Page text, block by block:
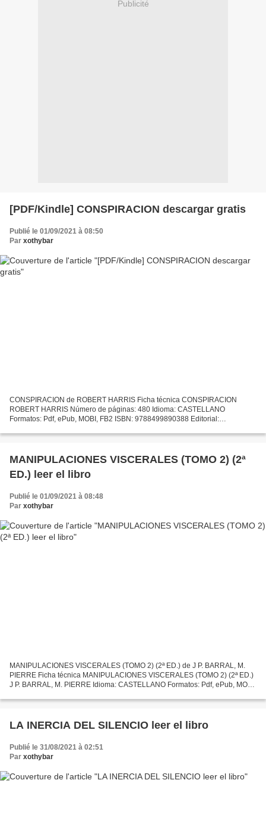
Publicité
[PDF/Kindle] CONSPIRACION descargar gratis
Publié le 01/09/2021 à 08:50
Par xothybar
CONSPIRACION de ROBERT HARRIS Ficha técnica CONSPIRACION
ROBERT HARRIS Número de páginas: 480 Idioma: CASTELLANO
Formatos: Pdf, ePub, MOBI, FB2 ISBN: 9788499890388 Editorial:
Ebook gratis...
MANIPULACIONES VISCERALES (TOMO 2) (2ª
ED.) leer el libro
Publié le 01/09/2021 à 08:48
Par xothybar
MANIPULACIONES VISCERALES (TOMO 2) (2ª ED.) de J P. BARRAL, M.
PIERRE Ficha técnica MANIPULACIONES VISCERALES (TOMO 2) (2ª ED.)
J P. BARRAL, M. PIERRE Idioma: CASTELLANO Formatos: Pdf, ePub, MOBI,
LA INERCIA DEL SILENCIO leer el libro
Publié le 31/08/2021 à 02:51
Par xothybar